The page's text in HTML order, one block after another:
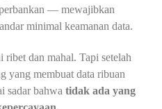
— mewajibkan
minimal keamanan data.
dan mahal. Tapi setelah
yang membuat data ribuan
sadar bahwa tidak ada yang